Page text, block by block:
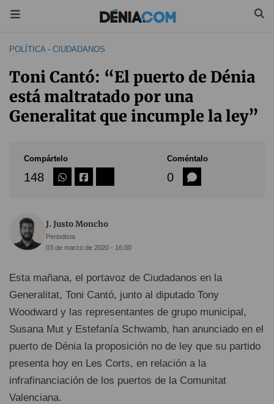
POLÍTICA- CIUDADANOS
Toni Cantó: “El puerto de Dénia
está maltratado por una
Generalitat que incumple la ley”
Compártelo
148
Coméntalo
0
J. Justo Moncho
Periodista
03 de marzo de 2020 - 16:00
Esta mañana, el portavoz de Ciudadanos en la
Generalitat, Toni Cantó, junto al diputado Tony
Woodward y las representantes de grupo municipal,
Susana Mut y Estefanía Schwamb, han anunciado en el
puerto de Dénia la proposición no de ley que su partido
presenta hoy en Les Corts, en relación a la
infrafinanciación de los puertos de la Comunitat
Valenciana.